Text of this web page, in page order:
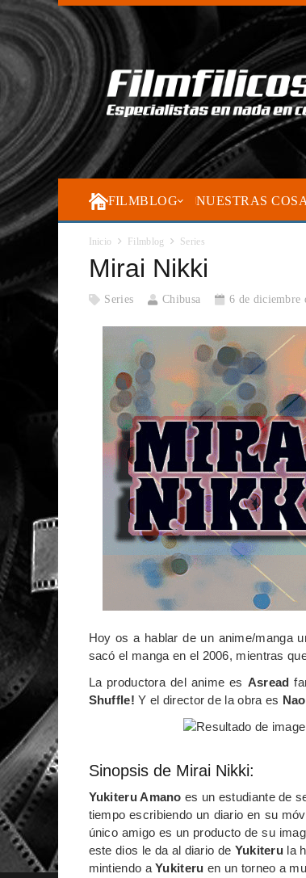
FILMBLOG NUESTRAS
Inicio Filmblog Series
Mirai Nikki
Series Chibusa 6 de diciembre
Hoy os a hablar de un anime/manga
sacó el manga en el 2006, mientras
La productora del anime es Asread
Shuffle!Y el director de la obra es
Sinopsis de Mirai Nikki:
Yukiteru Amano es un estudiante de
tiempo escribiendo un diario en su
único amigo es un producto de su
este dios le da al diario de Yukiteru la
mintiendo aYukiteru en un torneo a